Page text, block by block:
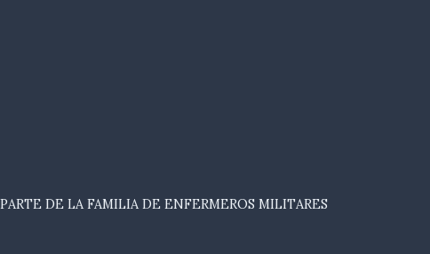
DE LA FAMILIA DE ENFERMEROS MILITARES